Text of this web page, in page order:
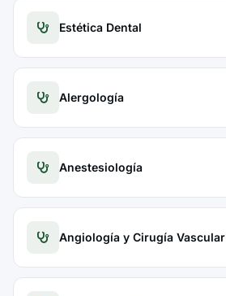
Estética Dental
Alergología
Anestesiología
Angiología y Cirugía Vascular